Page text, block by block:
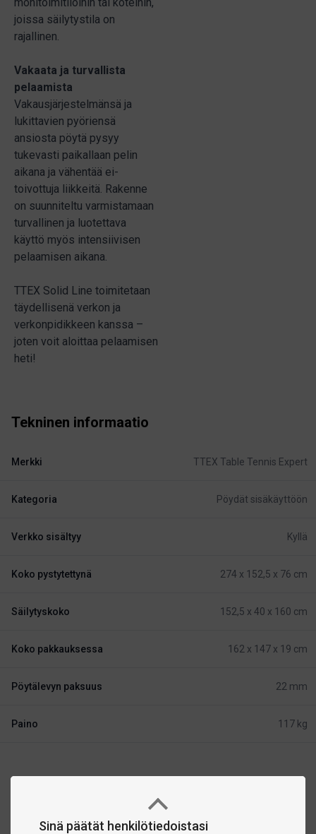
Sinä päätät henkilötiedoistasi
joissa säilytystila on
rajallinen.
Vakaata ja turvallista
pelaamista
Vakausjärjestelmänsä ja
lukittavien pyöriensä
ansiosta pöytä pysyy
tukevasti paikallaan pelin
aikana ja vähentää ei-
toivottuja liikkeitä. Rakenne
on suunniteltu varmistamaan
turvallinen ja luotettava
käyttö myös intensiivisen
pelaamisen aikana.
TTEX Solid Line toimitetaan
täydellisenä verkon ja
verkonpidikkeen kanssa –
joten voit aloittaa pelaamisen
heti!
Tekninen informaatio
Merkki TTEX Table Tennis Expert
Kategoria Pöydät sisäkäyttöön
Verkko sisältyy Kyllä
Koko pystytettynä 274 x 152,5 x 76 cm
Säilytyskoko 152,5 x 40 x 160 cm
Koko pakkauksessa 162 x 147 x 19 cm
Pöytälevyn paksuus 22 mm
Paino 117 kg